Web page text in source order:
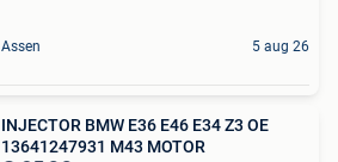
Assen 5 aug 26
INJECTOR BMW E36 E46 E34 Z3 OE
13641247931 M43 MOTOR